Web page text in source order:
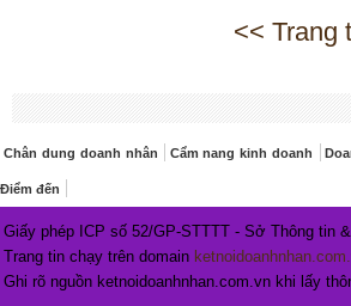
<< Trang
Chân dung doanh nhân Cẩm nang kinh doanh
Điểm đến
Giấy phép ICP số 52/GP-STTTT - Sở Thông tin
Trang tin chạy trên domain
Ghi rõ nguồn ketnoidoanhnhan.com.vn khi lấy